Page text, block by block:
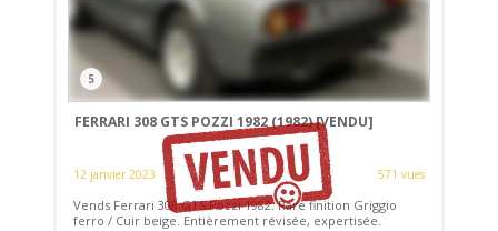
5
FERRARI 308 GTS POZZI 1982 (1982)[VENDU]
12 janvier 2023 571 vues
Vends Ferrari 308 GTS Pozzi 1982. Rare finition Griggio
ferro / Cuir beige. Entièrement révisée, expertisée.